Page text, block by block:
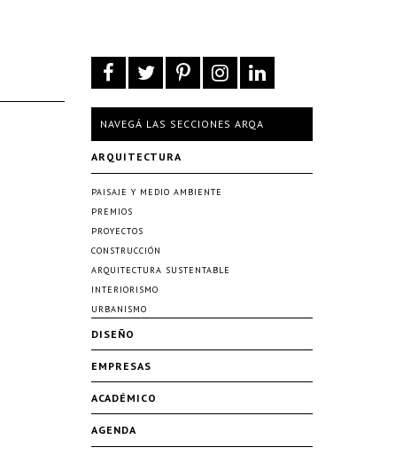
NAVEGÁ LAS SECCIONES ARQA
ARQUITECTURA
PAISAJE Y MEDIO AMBIENTE
PREMIOS
PROYECTOS
CONSTRUCCIÓN
ARQUITECTURA SUSTENTABLE
INTERIORISMO
URBANISMO
DISEÑO
EMPRESAS
ACADÉMICO
AGENDA